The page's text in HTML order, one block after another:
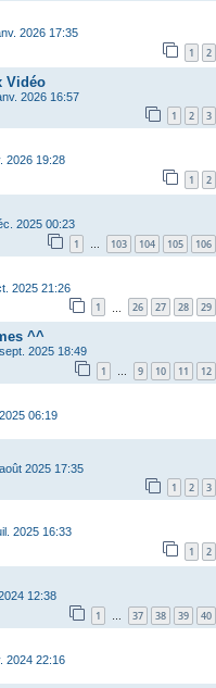
2026 17:35
1 2
Vidéo
2026 16:57
1 2 3
2026 19:28
1 2
2025 00:23
1 103 104 105 106
2025 21:26
1 26 27 28 29
^^
2025 18:49
1 … 9 10 11 12
06:19
2025 17:35
1 2 3
2025 16:33
1 2
12:38
1 … 37 38 39 40
2024 22:16